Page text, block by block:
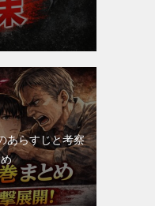
あらすじと考察